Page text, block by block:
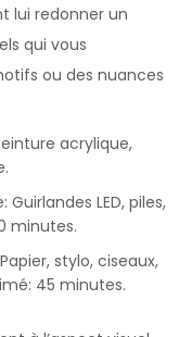
lui redonner un
qui vous
ou des nuances
acrylique,
LED, piles,
minutes.
stylo, ciseaux,
45 minutes.